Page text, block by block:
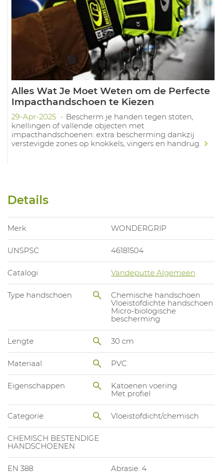
Alles Wat Je Moet Weten om de Perfecte
Impacthandschoen te Kiezen
29-Apr-2025
Bescherm je handen tegen stoten,
knellingen of vallende objecten met
impacthandschoenen: extra bescherming dankzij
verstevigde zones op knokkels, vingers en handrug.
Details
Merk WONDERGRIP
UNSPSC 46181504
Catalogi Vandeputte Algemeen
Type handschoen
Chemische handschoen
Vloeistofdichte handschoen
Micro-biologische
bescherming
Lengte 30 cm
Materiaal PVC
Eigenschappen
Katoenen voering
Met profiel
Categorie Vloeistofdicht/chemisch
CHEMISCH BESTENDIGE
HANDSCHOENEN
EN 388
Abrasie: 4